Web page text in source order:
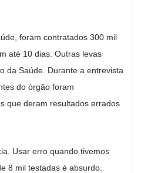
foram contratados 300 mil
até 10 dias. Outras levas
da Saúde. Durante a entrevista
do órgão foram
que deram resultados errados
Usar erro quando tivemos
8 mil testadas é absurdo.